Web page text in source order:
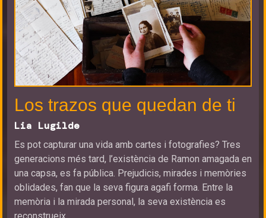
Los trazos que quedan de ti
Lia Lugilde
Es pot capturar una vida amb cartes i fotografies? Tres
generacions més tard, l’existència de Ramon amagada en
una capsa, es fa pública. Prejudicis, mirades i memòries
oblidades, fan que la seva figura agafi forma. Entre la
memòria i la mirada personal, la seva existència es